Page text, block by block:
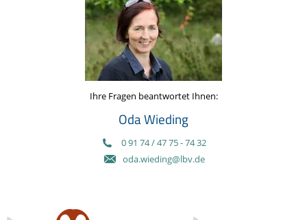
Ihre Fragen beantwortet Ihnen:
Oda Wieding
0 91 74 / 47 75 - 74 32
oda.wieding@lbv.de